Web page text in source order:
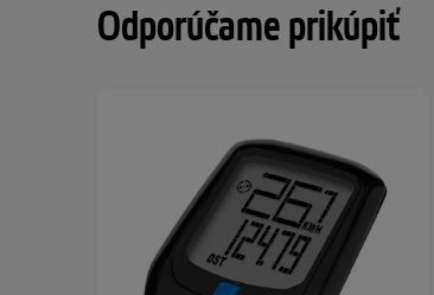
Odporúčame prikúpiť